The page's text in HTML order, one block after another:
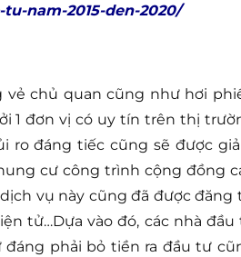
nam-2015-den-2020/
vẻ chủ quan cũng như hơi
1 đơn vị có uy tín trên thị
ro đáng tiếc cũng sẽ được
cư công trình cộng đồng
vụ này cũng đã được đăng
tử…Dựa vào đó, các nhà đầu
phải bỏ tiền ra đầu tư